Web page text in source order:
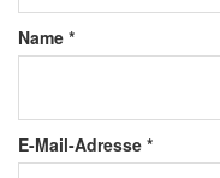
Name *
E-Mail-Adresse *